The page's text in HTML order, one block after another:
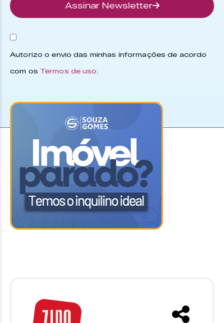
Assinar Newsletter
Autorizo o envio das minhas informações de acordo
com os Termos de uso